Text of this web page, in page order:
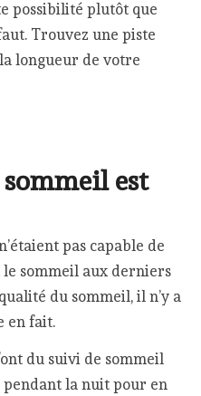
possibilité plutôt que
Trouvez une piste
longueur de votre
est
pas capable de
sommeil aux derniers
du sommeil, il n’y a
en fait.
du suivi de sommeil
la nuit pour en